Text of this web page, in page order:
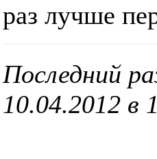
раз лучше
Последний
10.04.2012 в